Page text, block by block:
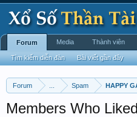
Forum Spam HAPPY
Members Who
Forum
Tìm kiếm diễn đàn Bài viết gần đây
Media Thành viên